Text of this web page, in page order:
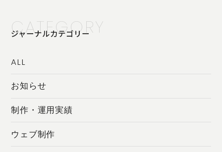
CATEGORY
ジャーナルカテゴリー
ALL
お知らせ
制作・運用実績
ウェブ制作